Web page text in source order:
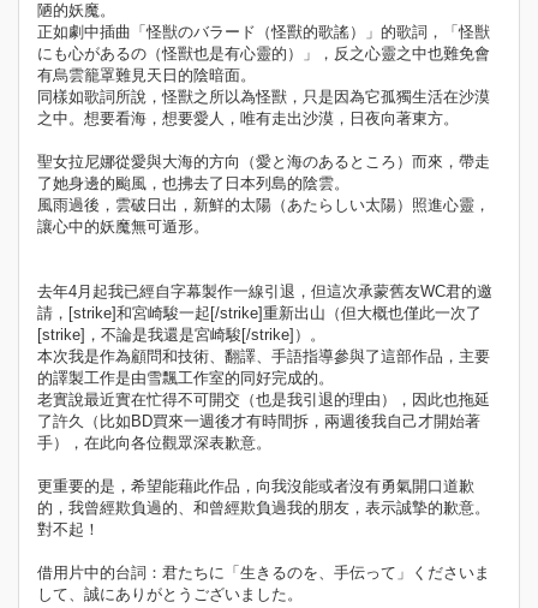
陋的妖魔。
正如劇中插曲「怪獣のバラード（怪獸的歌謠）」的歌詞，「怪獣
にも心があるの（怪獸也是有心靈的）」，反之心靈之中也難免會
有烏雲籠罩難見天日的陰暗面。
同樣如歌詞所說，怪獸之所以為怪獸，只是因為它孤獨生活在沙漠
之中。想要看海，想要愛人，唯有走出沙漠，日夜向著東方。
聖女拉尼娜從愛與大海的方向（愛と海のあるところ）而來，帶走
了她身邊的颱風，也拂去了日本列島的陰雲。
風雨過後，雲破日出，新鮮的太陽（あたらしい太陽）照進心靈，
讓心中的妖魔無可遁形。
去年4月起我已經自字幕製作一線引退，但這次承蒙舊友WC君的邀
請，[strike]和宮崎駿一起[/strike]重新出山（但大概也僅此一次了
[strike]，不論是我還是宮崎駿[/strike]）。
本次我是作為顧問和技術、翻譯、手語指導參與了這部作品，主要
的譯製工作是由雪飄工作室的同好完成的。
老實說最近實在忙得不可開交（也是我引退的理由），因此也拖延
了許久（比如BD買來一週後才有時間拆，兩週後我自己才開始著
手），在此向各位觀眾深表歉意。
更重要的是，希望能藉此作品，向我沒能或者沒有勇氣開口道歉
的，我曾經欺負過的、和曾經欺負過我的朋友，表示誠摯的歉意。
對不起！
借用片中的台詞：君たちに「生きるのを、手伝って」くださいま
して、誠にありがとうございました。